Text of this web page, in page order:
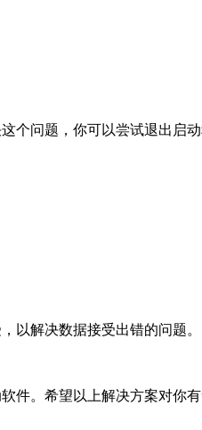
问题，你可以尝试退出启
以解决数据接受出错的问题。
件。希望以上解决方案对你有